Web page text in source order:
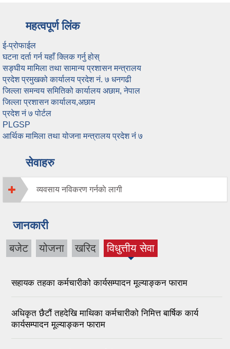
महत्वपूर्ण लिंक
ई-प्रोफाईल
घटना दर्ता गर्न यहाँ क्लिक गर्नु होस्
सङ्घीय मामिला तथा सामान्य प्रशासन मन्त्रालय
प्रदेश प्रमुखको कार्यालय प्रदेश नं. ७ धनगढी
जिल्ला समन्वय समितिको कार्यालय अछाम, नेपाल
जिल्ला प्रशासन कार्यालय,अछाम
प्रदेश नं ७ पोर्टल
PLGSP
आर्थिक मामिला तथा योजना मन्त्रालय प्रदेश नंं ७
सेवाहरु
व्यवसाय नविकरण गर्नकाे लागी
जानकारी
बजेट योजना खरिद विधुत्तीय सेवा
(active
सहायक तहका कर्मचारीको कार्यसम्पादन मूल्याङ्कन फाराम
अधिकृत छैटौं तहदेखि माथिका कर्मचारीको निमित्त बार्षिक कार्य
कार्यसम्पादन मूल्याङ्कन फाराम